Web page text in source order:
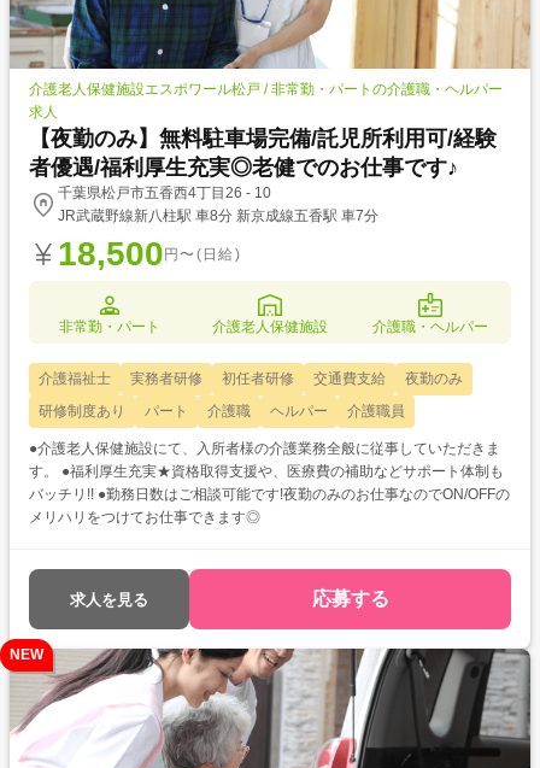
介護老人保健施設エスポワール松戸 / 非常勤・パートの介護職・ヘルパー
求人
【夜勤のみ】無料駐車場完備/託児所利用可/経験
者優遇/福利厚生充実◎老健でのお仕事です♪
千葉県松戸市五香西4丁目26 - 10
JR武蔵野線新八柱駅 車8分 新京成線五香駅 車7分
18,500 円〜(日給)
非常勤・パート 介護老人保健施設 介護職・ヘルパー
介護福祉士 実務者研修 初任者研修 交通費支給
夜勤のみ
研修制度あり
パート 介護職 ヘルパー 介護職員
●介護老人保健施設にて、入所者様の介護業務全般に従事していただきま
す。 ●福利厚生充実★資格取得支援や、医療費の補助などサポート体制も
バッチリ!! ●勤務日数はご相談可能です!夜勤のみのお仕事なのでON/OFFの
メリハリをつけてお仕事できます◎
求人を見る 応募する
NEW